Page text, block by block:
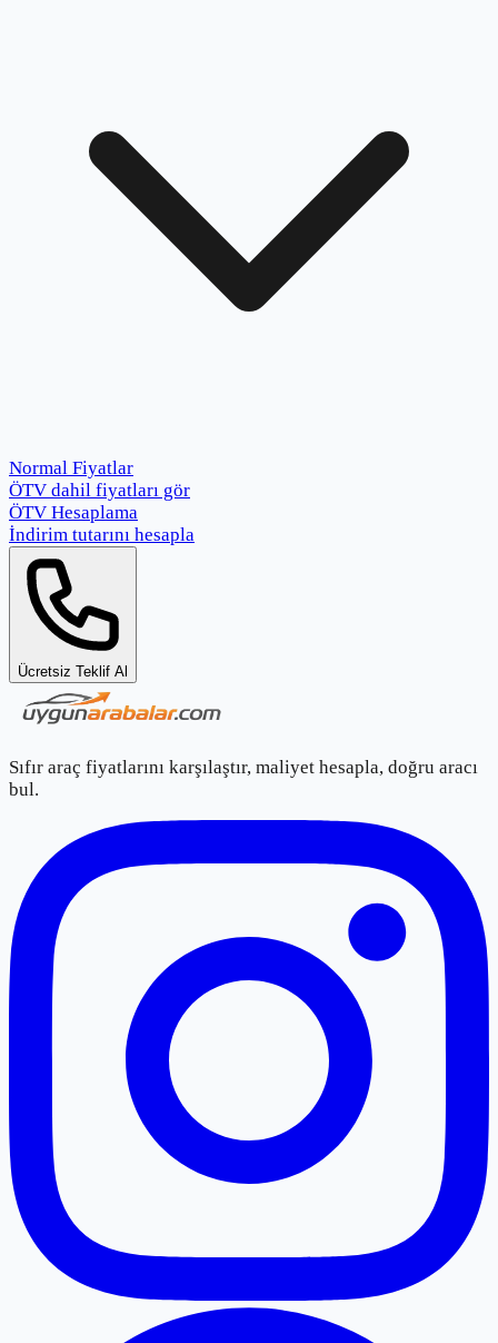
Normal Fiyatlar
ÖTV dahil fiyatları gör
ÖTV Hesaplama
İndirim tutarını hesapla
Ücretsiz Teklif Al
Sıfır araç fiyatlarını karşılaştır, maliyet hesapla, doğru aracı
bul.